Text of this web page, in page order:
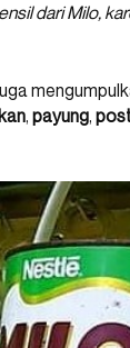
dari Milo,
, payung,